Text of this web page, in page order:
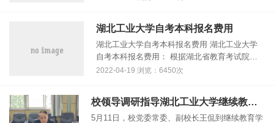
湖北工业大学自考本科报名费用
湖北工业大学自考本科报名费用 湖北工业大学
自考本科报名费用： 根据湖北省教育考试院发
布通知：2015年湖北自学考试报名考试费标准调
2022-04-19 浏览：6450次
校领导调研指导湖北工业大学继续教育学院工作
5月11日，校党委常委、副校长王侃到继续教育学